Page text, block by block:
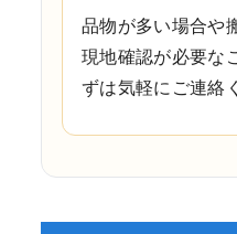
品物が多い場合や
現地確認が必要な
ずは気軽にご連絡